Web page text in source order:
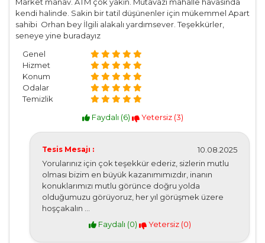
kendi halinde. Sakin bir tatil düşünenler için mükemmel Apart
sahibi Orhan bey İlgili alakalı yardımsever. Teşekkürler,
seneye yine buradayız
Genel
Hizmet
Konum
Odalar
Temizlik
Faydalı (6) Yetersiz (3)
Tesis Mesajı :
10.08.2025
Yorularınız için çok teşekkür ederiz, sizlerin mutlu
olması bizim en büyük kazanımımızdır, inanın
konuklarımızı mutlu görünce doğru yolda
olduğumuzu görüyoruz, her yıl görüşmek üzere
hoşçakalın …
Faydalı (0) Yetersiz (0)